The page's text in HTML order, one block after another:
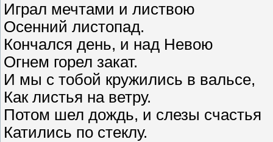
Играл мечтами и листвою
Осенний листопад.
Кончался день, и над Невою
Огнем горел закат.
И мы с тобой кружились в вальсе,
Как листья на ветру.
Потом шел дождь, и слезы счастья
Катились по стеклу.